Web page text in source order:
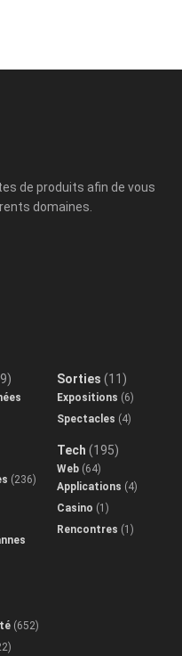
de produits afin de vous
domaines.
(236)
(652)
Sorties (11)
Expositions (6)
Spectacles (4)
Tech (195)
Web (64)
Applications (4)
Casino (1)
Rencontres (1)